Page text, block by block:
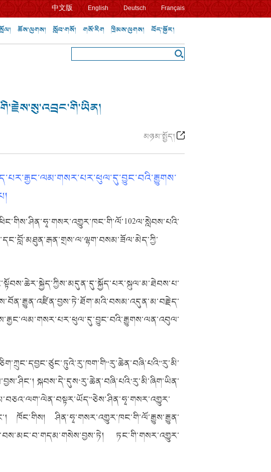
中文版 English Deutsch Français
ཆོས་ལུགས། སློབ་གསོ། གསོ་རིག ཁྲིམས་ལུགས། བོད་སྐྱོར།
མཉམ་སྤྱོད།
སྐབས་དེ་དུས‘རུ་ཆེན་བཞི་པའི’རུ་མི་ཞིག་ཡིན་
ཁོང་གིས། ཤིན་ཧྭ་གསར་འགྱུར་ཁང་གི་ལོ་རྒྱུས་རྒྱུན་
ཏང་གི་གསར་འགྱུར་